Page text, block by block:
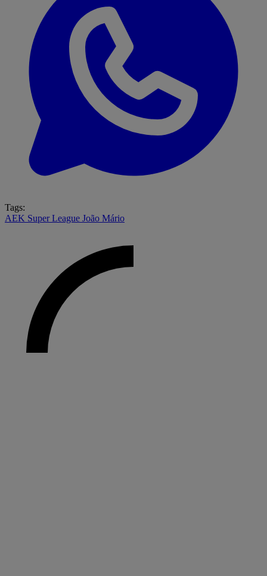
Tags:
AEK Super League João Mário